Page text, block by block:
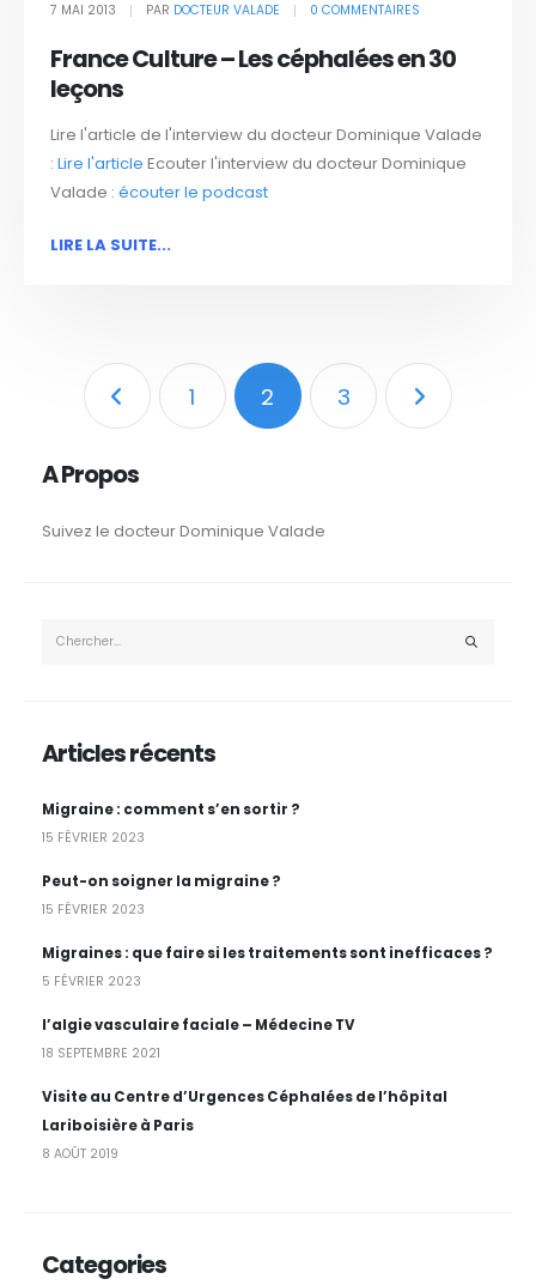
7 MAI 2013 PAR DOCTEUR VALADE 0 COMMENTAIRES
France Culture – Les céphalées en 30
leçons
Lire l'article de l'interview du docteur Dominique Valade
:Lire l'article Ecouter l'interview du docteur Dominique
Valade :écouter le podcast
LIRE LA SUITE...
1 2 3
A Propos
Suivez le docteur Dominique Valade
Articles récents
Migraine : comment s’en sortir ?
15 FÉVRIER 2023
Peut-on soigner la migraine ?
15 FÉVRIER 2023
Migraines : que faire si les traitements sont inefficaces ?
5 FÉVRIER 2023
l’algie vasculaire faciale – Médecine TV
18 SEPTEMBRE 2021
Visite au Centre d’Urgences Céphalées de l’hôpital
Lariboisière à Paris
8 AOÛT 2019
Categories